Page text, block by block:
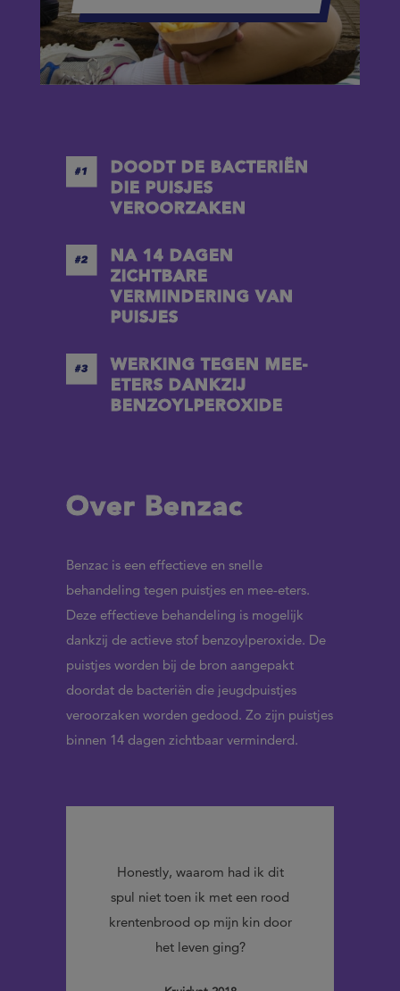
DOODT DE BACTERIËN
DIE PUISJES
VEROORZAKEN
NA 14 DAGEN
ZICHTBARE
VERMINDERING VAN
PUISJES
WERKING TEGEN MEE-
ETERS DANKZIJ
BENZOYLPEROXIDE
Over Benzac
Benzac is een effectieve en snelle
behandeling tegen puistjes en mee-eters.
Deze effectieve behandeling is mogelijk
dankzij de actieve stof benzoylperoxide. De
puistjes worden bij de bron aangepakt
doordat de bacteriën die jeugdpuistjes
veroorzaken worden gedood. Zo zijn puistjes
binnen 14 dagen zichtbaar verminderd.
De gel is gemakkelijk aan te
brengen, maar het is beter om
de huid te reinigen voor de
behandeling. Na 2 weken